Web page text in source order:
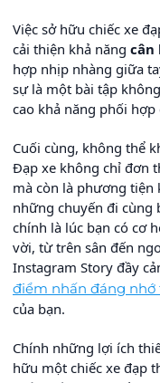
Việc sở hữu chiếc xe
cải thiện khả năng cân
hợp nhịp nhàng giữa
sự là một bài tập
cao khả năng phối hợp
Cuối cùng, không thể
Đạp xe không chỉ đơn
mà còn là phương
những chuyến đi cùng
chính là lúc bạn có cơ
vời, từ trên sân đến
Instagram Story đầy
điểm nhấn đáng nhớ
của bạn.
Chính những lợi ích
hữu một chiếc xe đạp